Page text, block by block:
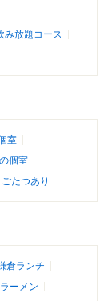
み放題コース
室
個室
たつあり
倉ランチ
ーメン